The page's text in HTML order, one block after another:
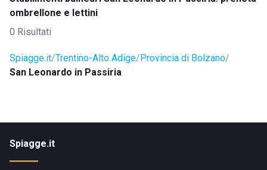
ombrellone e lettini
0 Risultati
Spiagge.it Trentino-Alto Adige Provincia di Bolzano
San Leonardo in Passiria
Spiagge.it